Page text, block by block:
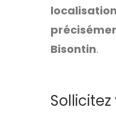
Bisontin.